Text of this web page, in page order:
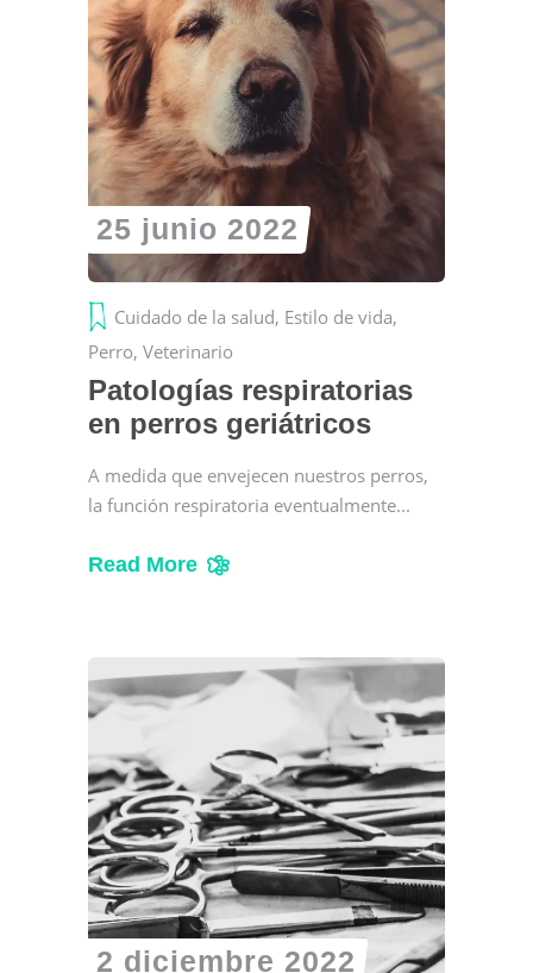
25 junio 2022
Cuidado de la salud, Estilo de vida,
Perro, Veterinario
Patologías respiratorias
en perros geriátricos
A medida que envejecen nuestros perros,
la función respiratoria eventualmente
Read More
2 diciembre 2022